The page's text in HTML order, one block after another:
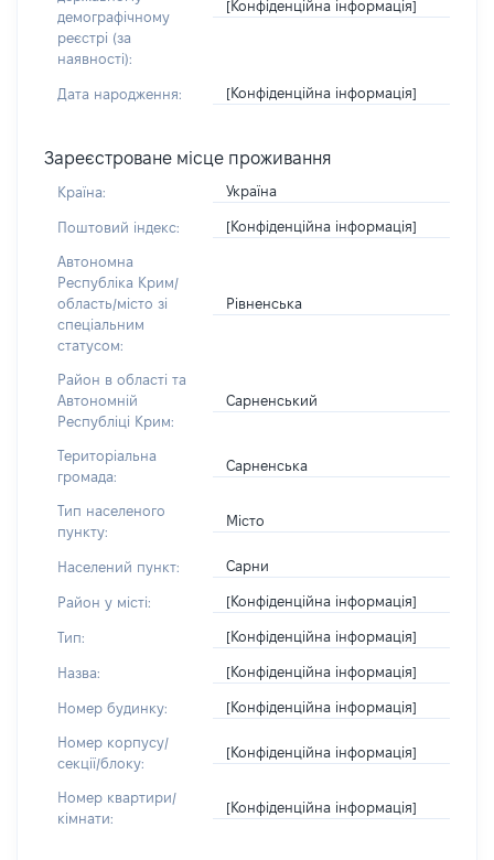
демографічному
реєстрі (за
наявності):
[Конфіденційна інформація]
Дата народження: [Конфіденційна інформація]
Зареєстроване місце проживання
Країна: Україна
Поштовий індекс: [Конфіденційна інформація]
Автономна
Республіка Крим/
область/місто зі
спеціальним
статусом:
Рівненська
Район в області та
Автономній
Республіці Крим:
Сарненський
Територіальна
громада:
Сарненська
Тип населеного
пункту:
Місто
Населений пункт: Сарни
Район у місті: [Конфіденційна інформація]
Тип: [Конфіденційна інформація]
Назва: [Конфіденційна інформація]
Номер будинку: [Конфіденційна інформація]
Номер корпусу/
секції/блоку:
[Конфіденційна інформація]
Номер квартири/
кімнати:
[Конфіденційна інформація]